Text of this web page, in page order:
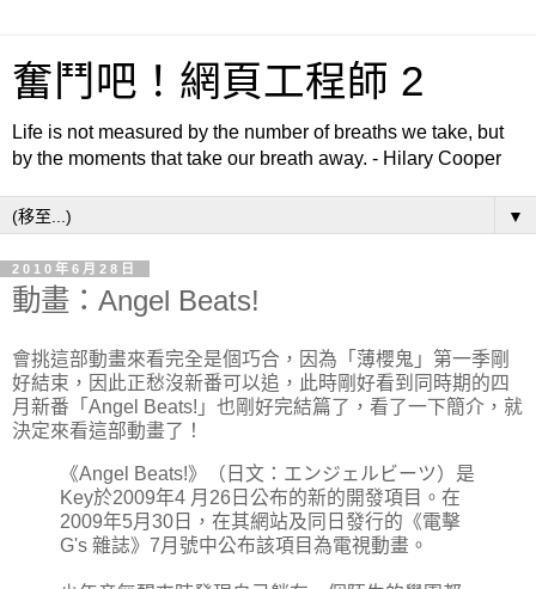
奮鬥吧！網頁工程師 2
Life is not measured by the number of breaths we take, but
by the moments that take our breath away. - Hilary Cooper
▼
2010年6月28日
動畫：Angel Beats!
會挑這部動畫來看完全是個巧合，因為「薄櫻鬼」第一季剛
好結束，因此正愁沒新番可以追，此時剛好看到同時期的四
月新番「Angel Beats!」也剛好完結篇了，看了一下簡介，就
決定來看這部動畫了！
《Angel Beats!》（日文：エンジェルビーツ）是
Key於2009年4 月26日公布的新的開發項目。在
2009年5月30日，在其網站及同日發行的《電擊
G's 雜誌》7月號中公布該項目為電視動畫。